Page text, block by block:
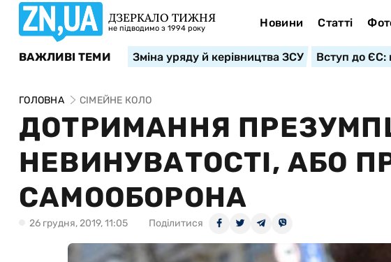
ДЗЕРКАЛО ТИЖНЯ
не підводимо з 1994 року Новини Статті
ВАЖЛИВІ ТЕМИ Зміна уряду й керівництва ЗСУ Вступ до ЄС:
ГОЛОВНА СІМЕЙНЕ КОЛО
ДОТРИМАННЯ
НЕВИНУВАТОСТІ, АБО
САМООБОРОНА
26 грудня, 2019, 11:05 Поділитися